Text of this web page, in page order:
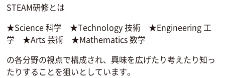
STEAM研修とは
★Science 科学 ★Technology 技術 ★Engineering 工
学 ★Arts 芸術 ★Mathematics 数学
の各分野の視点で構成され、興味を広げたり考えたり知っ
たりすることを狙いとしています。